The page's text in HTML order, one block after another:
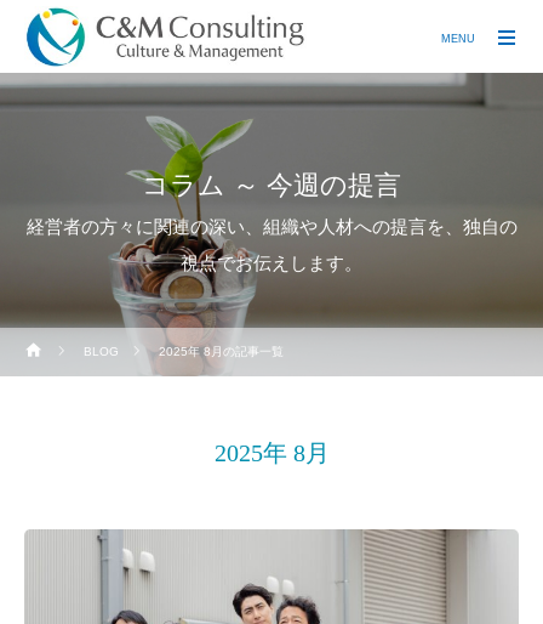
コラム ～ 今週の提言
経営者の方々に関連の深い、組織や人材への提言を、独自の
視点でお伝えします。
BLOG 2025年 8月の記事一覧
2025年 8月
MENU